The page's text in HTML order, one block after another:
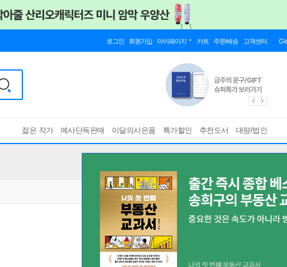
로그인 회원가입 마이페이지 카트 주문/배송 고객센터
젊은 작가 예사단독판매 이달의사은품 특가할인 추천도서 대량/법인